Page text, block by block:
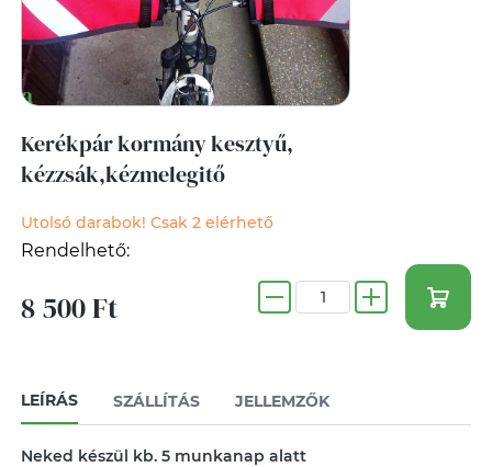
Kerékpár kormány kesztyű,
kézzsák,kézmelegitő
Utolsó darabok! Csak 2 elérhető
Rendelhető:
8 500 Ft
LEÍRÁS SZÁLLÍTÁS JELLEMZŐK
Neked készül kb. 5 munkanap alatt